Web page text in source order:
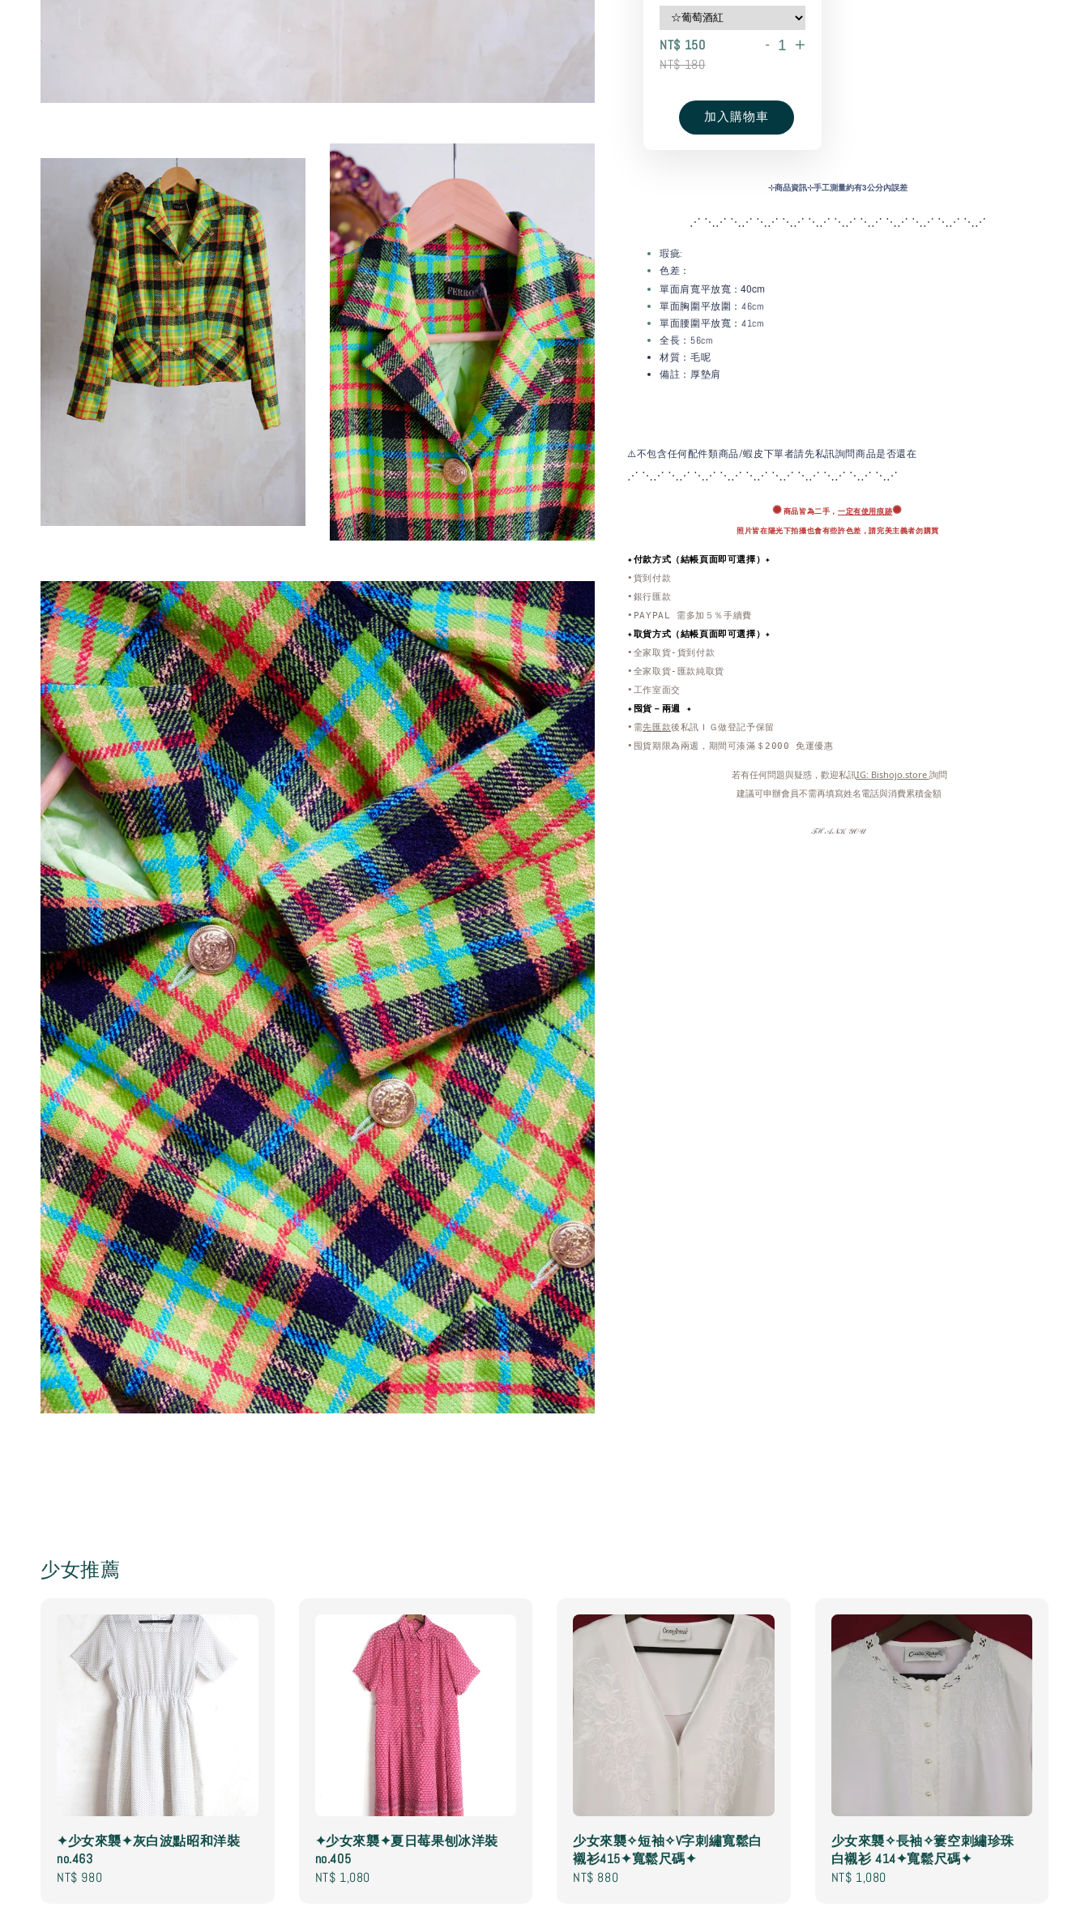
NT$ 150
NT$ 180
- +
加入購物車
⊹商品資訊⊹手工測量約有3公分內誤差
⋰ ⋱⋰ ⋱⋰ ⋱⋰ ⋱⋰ ⋱⋰ ⋱⋰ ⋱⋰ ⋱ ⋰ ⋱⋰ ⋱⋰ ⋱⋰
瑕疵:
色差：
單面肩寬平放寬 ：40cm
單面胸圍平放圍：46cm
單面腰圍平放寬：41cm
全長：56cm
材質：毛呢
備註：厚墊肩
⚠️不包含任何配件類商品/蝦皮下單者請先私訊詢問商品是否還在
⋰ ⋱⋰ ⋱⋰ ⋱⋰ ⋱⋰ ⋱⋰ ⋱⋰ ⋱⋰ ⋱
⋰ ⋱⋰ ⋱⋰
✺ 商品皆為二手，一定有使用痕跡✺
照片皆在陽光下拍攝也會有些許色差，請完美主義者勿購買
✦付款方式（結帳頁面即可選擇）✦
•貨到付款
•銀行匯款
•PAYPAL 需多加５％手續費
✦取貨方式 （結帳頁面即可選擇） ✦
•全家取貨-貨到付款
•全家取貨-匯款純取貨
•工作室面交
✦ 囤貨－兩週 ✦
•需先匯款後私訊ＩＧ做登記予保留
•囤貨期限為兩週，期間可湊滿＄2000 免運優惠
若有任何問題與疑惑，歡迎私訊IG: Bishojo.store 詢問
建議可申辦會員不需再填寫姓名電話與消費累積金額
𝒯ℋ𝒜𝒩𝒦 𝒴𝒪𝒰
少女推薦
✦少女來襲✦灰白波點昭和洋裝
no.463
Regular
NT$ 980
✦少女來襲✦夏日莓果刨冰洋裝
no.405
Regular
NT$ 1,080
少女來襲✧短袖✧V字刺繡寬鬆白
襯衫415✦寬鬆尺碼✦
Regular
NT$ 880
少女來襲✧長袖✧簍空刺繡珍珠
白襯衫 414✦寬鬆尺碼✦
Regular
NT$ 1,080